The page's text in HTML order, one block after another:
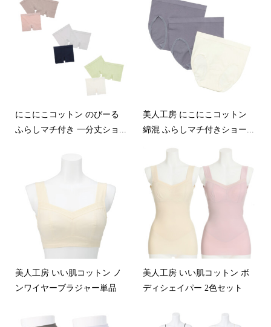
にこにこコットン のびーる
ふらしマチ付き 一分丈ショ...
美人工房 にこにこコットン
綿混 ふらしマチ付きショー...
美人工房 いい肌コットン ノ
ンワイヤーブラジャー単品
美人工房 いい肌コットン ボ
ディシェイパー 2色セット